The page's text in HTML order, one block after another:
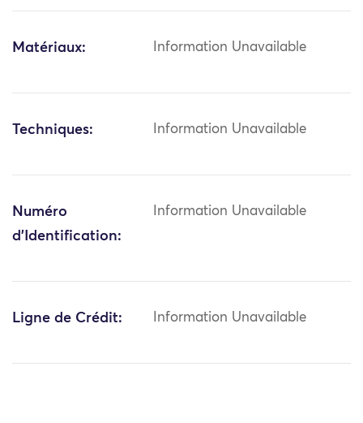
Matériaux: Information Unavailable
Techniques: Information Unavailable
Numéro
d'Identification:
Information Unavailable
Ligne de Crédit: Information Unavailable